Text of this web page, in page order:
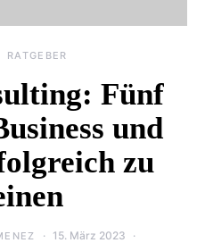
RATGEBER
Fünf
und
zu
15. März 2023